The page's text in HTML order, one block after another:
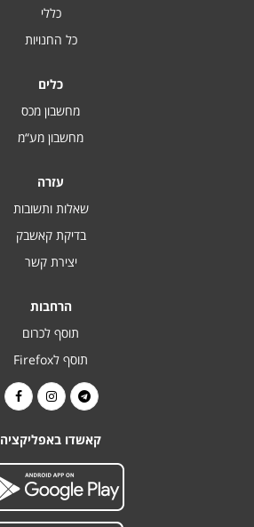
כללי
כל החנויות
כלים
מחשבון מכס
מחשבון מע“מ
עזרה
שאלות ותשובות
בדיקת קאשבק
יצירת קשר
הרחבות
תוסף לכרום
תוסף לFirefox
קאשדו באפליקציה